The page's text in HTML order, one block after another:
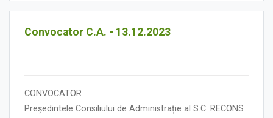
Convocator C.A. - 13.12.2023
CONVOCATOR
Președintele Consiliului de Administrație al S.C. RECONS